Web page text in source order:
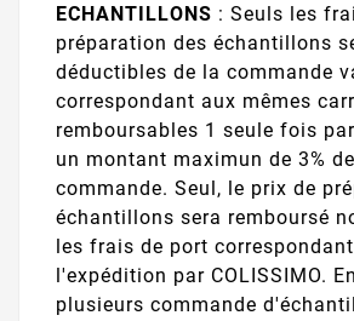
ECHANTILLONS : Seuls les
préparation des échantillons
déductibles de la commande
correspondant aux mêmes
remboursables 1 seule fois
un montant maximun de 3%
commande. Seul, le prix de
échantillons sera remboursé
les frais de port
l'expédition par COLISSIMO.
plusieurs commande